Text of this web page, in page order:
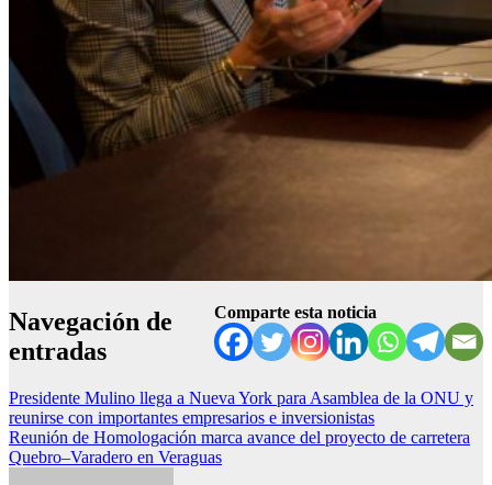
Comparte esta noticia
Navegación de
entradas
Presidente Mulino llega a Nueva York para Asamblea de la ONU y
reunirse con importantes empresarios e inversionistas
Reunión de Homologación marca avance del proyecto de carretera
Quebro–Varadero en Veraguas